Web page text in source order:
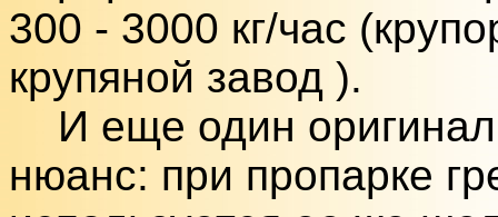
300 - 3000 кг/час
крупяной завод ).
И еще один
нюанс: при пропарке